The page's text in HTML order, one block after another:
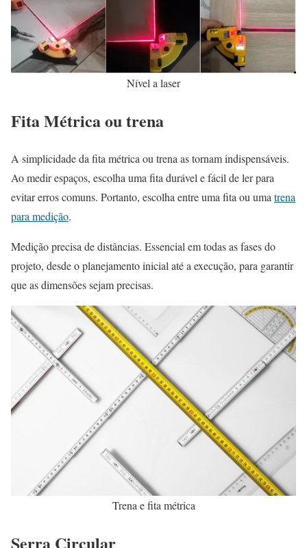
Nível a laser
Fita Métrica ou trena
A simplicidade da fita métrica ou trena as tornam indispensáveis.
Ao medir espaços, escolha uma fita durável e fácil de ler para
evitar erros comuns. Portanto, escolha entre uma fita ou uma trena
para medição.
Medição precisa de distâncias. Essencial em todas as fases do
projeto, desde o planejamento inicial até a execução, para garantir
que as dimensões sejam precisas.
Trena e fita métrica
Serra Circular